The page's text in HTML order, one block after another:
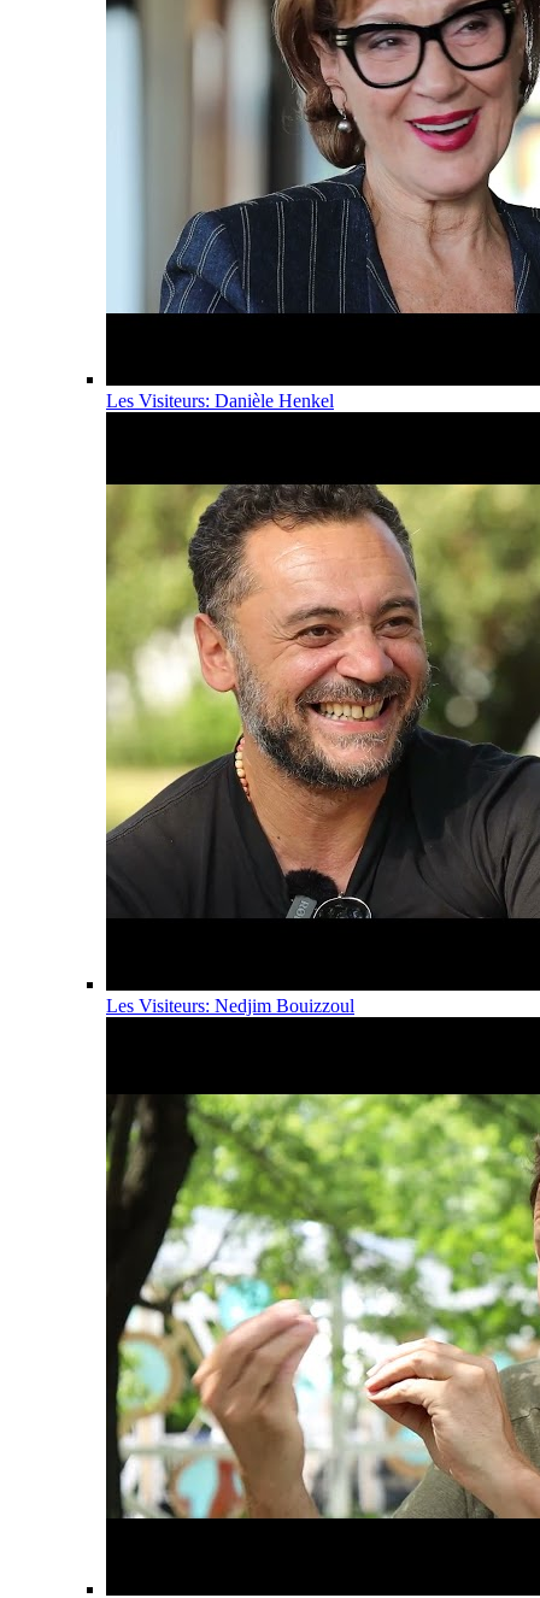
Les Visiteurs: Danièle Henkel
Les Visiteurs: Nedjim Bouizzoul